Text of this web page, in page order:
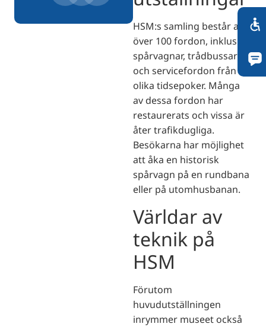
HSM:s samling består av
över 100 fordon, inklusive
spårvagnar, trådbussar
och servicefordon från
olika tidsepoker. Många
av dessa fordon har
restaurerats och vissa är
åter trafikdugliga.
Besökarna har möjlighet
att åka en historisk
spårvagn på en rundbana
eller på utomhusbanan.
Världar av
teknik på
HSM
Förutom
huvudutställningen
inrymmer museet också